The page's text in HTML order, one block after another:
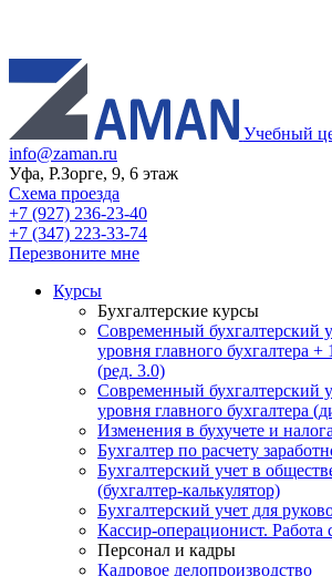
Учебный
info@zaman.ru
Уфа, Р.Зорге, 9, 6 этаж
Схема проезда
+7 (927) 236-23-40
+7 (347) 223-33-74
Перезвоните мне
Курсы
Бухгалтерские курсы
Современный бухгалтерский
уровня главного бухгалтера
(ред. 3.0)
Современный бухгалтерский
уровня главного бухгалтера
Изменения в бухучете и
Бухгалтер по расчету
Бухгалтерский учет в
(бухгалтер-калькулятор)
Бухгалтерский учет для
Кассир-операционист. Работа
Персонал и кадры
Кадровое делопроизводство